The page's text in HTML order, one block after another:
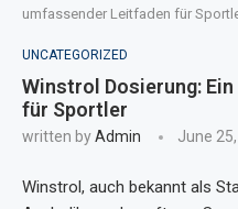
umfassender Leitfaden für
UNCATEGORIZED
Winstrol Dosierung:
für Sportler
written byAdmin June
Winstrol, auch bekannt als